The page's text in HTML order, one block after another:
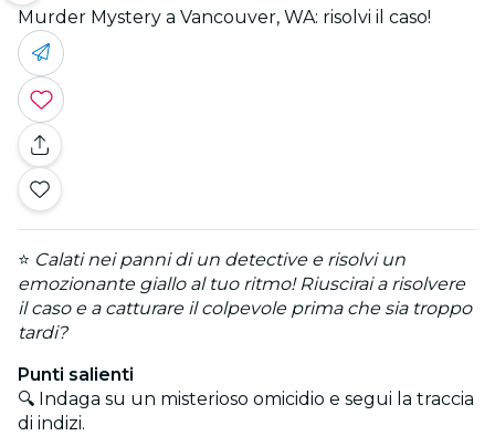
Murder Mystery a Vancouver, WA: risolvi il caso!
⭐ Calati nei panni di un detective e risolvi un
emozionante giallo al tuo ritmo! Riuscirai a risolvere
il caso e a catturare il colpevole prima che sia troppo
tardi?
Punti salienti
🔍 Indaga su un misterioso omicidio e segui la traccia
di indizi.